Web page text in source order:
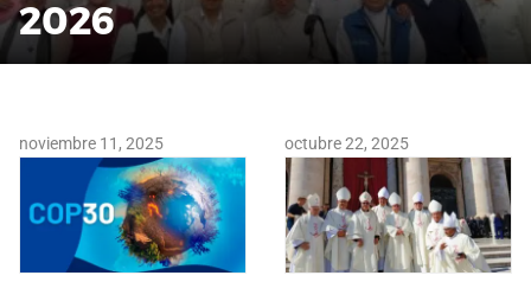
2026
noviembre 11, 2025 octubre 22, 2025